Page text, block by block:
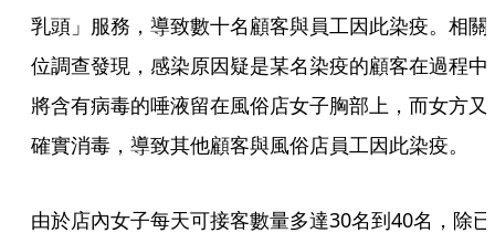
乳頭」服務，導致數十名顧客與員工因此染疫。相關
位調查發現，感染原因疑是某名染疫的顧客在過程中
將含有病毒的唾液留在風俗店女子胸部上，而女方又
確實消毒，導致其他顧客與風俗店員工因此染疫。
由於店內女子每天可接客數量多達30名到40名，除已